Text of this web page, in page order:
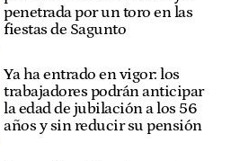
penetrada por un toro en las
fiestas de Sagunto
Ya ha entrado en vigor: los
trabajadores podrán anticipar
la edad de jubilación a los 56
años y sin reducir su pensión